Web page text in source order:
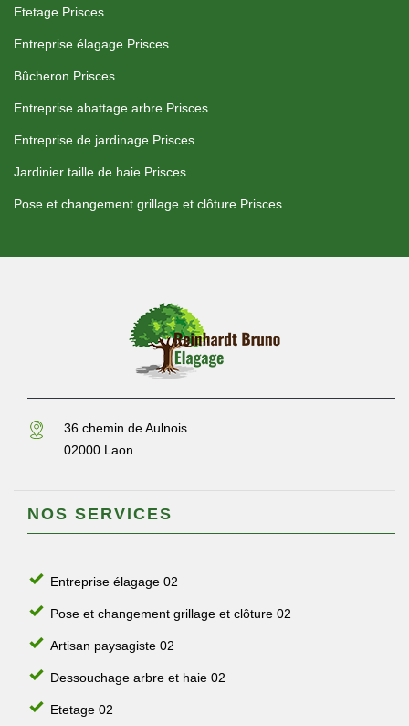
Etetage Prisces
Entreprise élagage Prisces
Bûcheron Prisces
Entreprise abattage arbre Prisces
Entreprise de jardinage Prisces
Jardinier taille de haie Prisces
Pose et changement grillage et clôture Prisces
36 chemin de Aulnois
02000 Laon
NOS SERVICES
Entreprise élagage 02
Pose et changement grillage et clôture 02
Artisan paysagiste 02
Dessouchage arbre et haie 02
Etetage 02